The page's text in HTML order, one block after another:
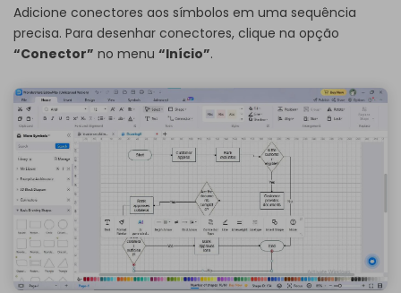
Adicione conectores aos símbolos em uma sequência
precisa. Para desenhar conectores, clique na opção
“Conector” no menu “Início”.